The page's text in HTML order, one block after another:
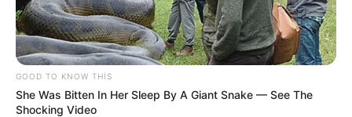
19:05 / 06 Avqust 2026
GOOD TO KNOW THIS
She Was Bitten In Her Sleep By A Giant Snake — See The
Shocking Video